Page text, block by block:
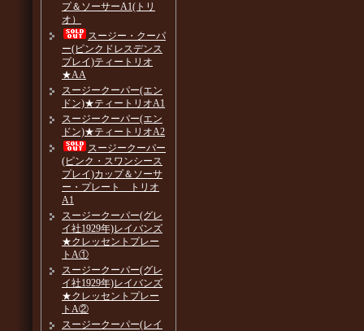
プ＆ソーサーA1(トリ
オ）
スージー・クーパ
ー(ピンクドレスデンス
プレイ)ティートリオ
★AA
スージークーパー(エン
ドン)★ティートリオA1
スージークーパー(エン
ドン)★ティートリオA2
スージークーパー
(ピンク・スワンシース
プレイ)カップ＆ソーサ
ー・プレート トリオ
A1
スージークーパー(グレ
イ社1929年)レイバンズ
★クレッセントプレー
トA①
スージークーパー(グレ
イ社1929年)レイバンズ
★クレッセントプレー
トA②
スージークーパー(レイ